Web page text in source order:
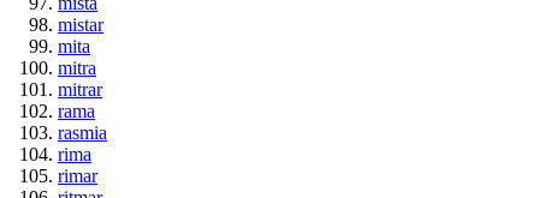
mistar
mita
mitra
mitrar
rama
rasmia
rima
rimar